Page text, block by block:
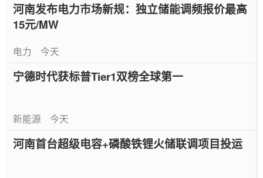
河南发布电力市场新规：独立储能调频报价最高
15元/MW
电力 今天
宁德时代获标普Tier1双榜全球第一
新能源 今天
河南首台超级电容+磷酸铁锂火储联调项目投运